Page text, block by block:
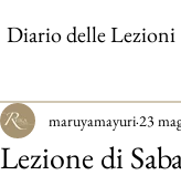
Diario delle Lezioni
Lezione di
maruyamayuri 23